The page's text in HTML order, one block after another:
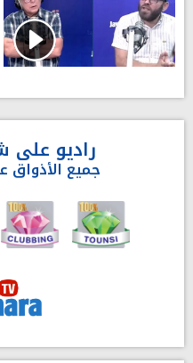
راديو على
جميع